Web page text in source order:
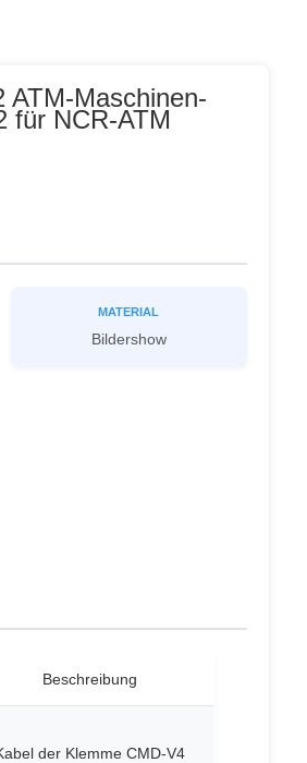
ATM-Maschinen-
für NCR-ATM
MATERIAL
Bildershow
Beschreibung
der Klemme CMD-V4